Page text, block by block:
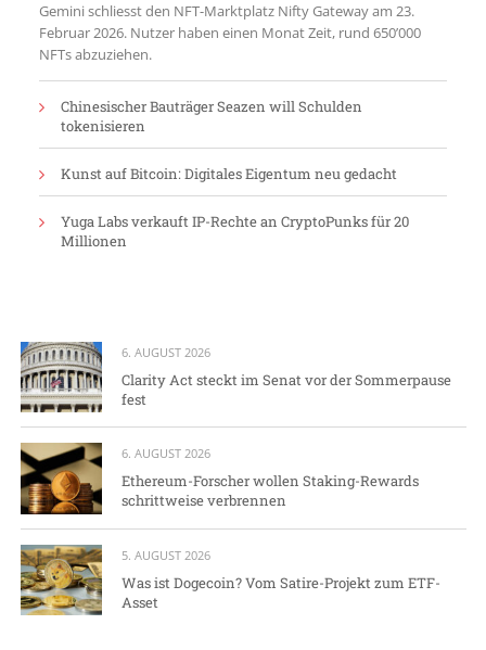
Gemini schliesst den NFT-Marktplatz Nifty Gateway am 23.
Februar 2026. Nutzer haben einen Monat Zeit, rund 650’000
NFTs abzuziehen.
Chinesischer Bauträger Seazen will Schulden
tokenisieren
Kunst auf Bitcoin: Digitales Eigentum neu gedacht
Yuga Labs verkauft IP-Rechte an CryptoPunks für 20
Millionen
6. AUGUST 2026
Clarity Act steckt im Senat vor der Sommerpause
fest
6. AUGUST 2026
Ethereum-Forscher wollen Staking-Rewards
schrittweise verbrennen
5. AUGUST 2026
Was ist Dogecoin? Vom Satire-Projekt zum ETF-
Asset